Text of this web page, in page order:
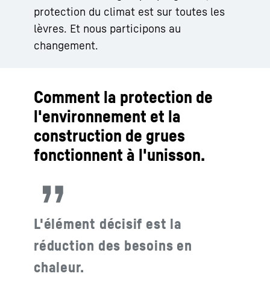
protection du climat est sur toutes les
lèvres. Et nous participons au
changement.
Comment la protection de
l'environnement et la
construction de grues
fonctionnent à l'unisson.
L'élément décisif est la
réduction des besoins en
chaleur.